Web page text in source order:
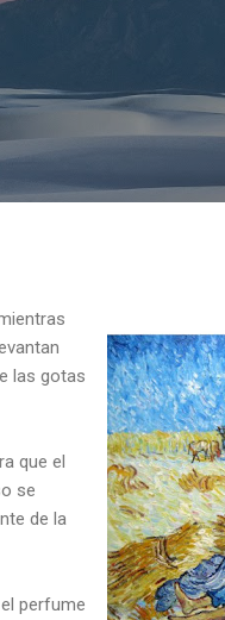
las gotas
que el
se
de la
perfume